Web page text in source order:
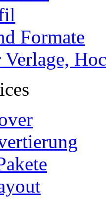
Formate